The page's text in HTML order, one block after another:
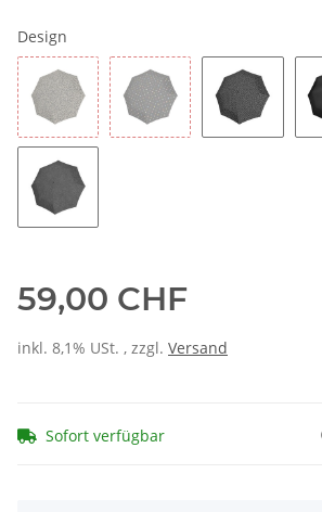
Design
59,00 CHF
inkl. 8,1% USt. , zzgl. Versand
Sofort verfügbar